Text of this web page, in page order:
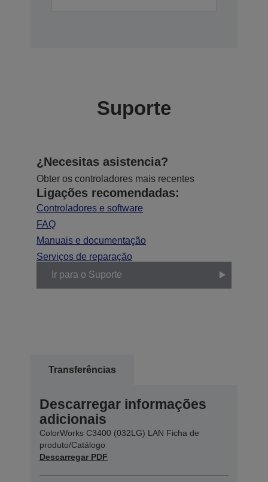
Suporte
¿Necesitas asistencia?
Obter os controladores mais recentes
Ligações recomendadas:
Controladores e software
FAQ
Manuais e documentação
Serviços de reparação
Ir para o Suporte
Transferências
Descarregar informações
adicionais
ColorWorks C3400 (032LG) LAN Ficha de
produto/Catálogo
Descarregar PDF